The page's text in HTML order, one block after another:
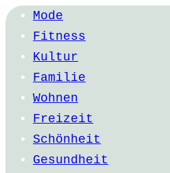
Mode
Fitness
Kultur
Familie
Wohnen
Freizeit
Schönheit
Gesundheit